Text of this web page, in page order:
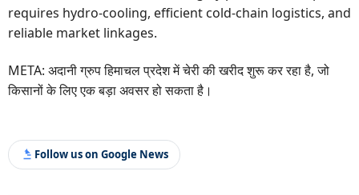
requires hydro-cooling, efficient cold-chain logistics, and
reliable market linkages.
META: अदानी ग्रुप हिमाचल प्रदेश में चेरी की खरीद शुरू कर रहा है, जो
किसानों के लिए एक बड़ा अवसर हो सकता है।
Follow us on Google News